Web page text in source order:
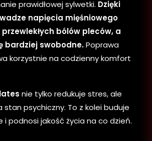
prawidłowej sylwetki. Dzięki
napięcia mięśniowego
bólów pleców, a
bardziej swobodne.Poprawa
korzystnie na codzienny komfort
nie tylko redukuje stres, ale
stan psychiczny. To z kolei buduje
i podnosi jakość życia na co dzień.